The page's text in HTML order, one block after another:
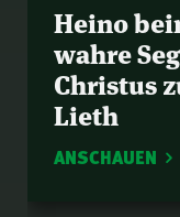
Heino
wahre
Christus
Lieth
ANSCHAUEN